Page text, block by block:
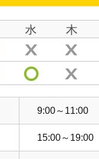
9:00～11:00
15:00～19:00